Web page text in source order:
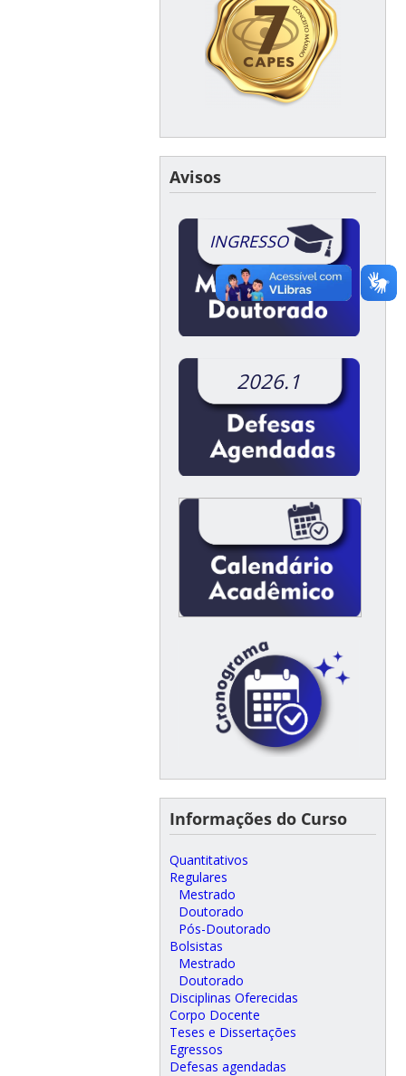
Avisos
INGRESSO
2026.1
Informações do Curso
Quantitativos
Regulares
Mestrado
Doutorado
Pós-Doutorado
Bolsistas
Mestrado
Doutorado
Disciplinas Oferecidas
Corpo Docente
Teses e Dissertações
Egressos
Defesas agendadas